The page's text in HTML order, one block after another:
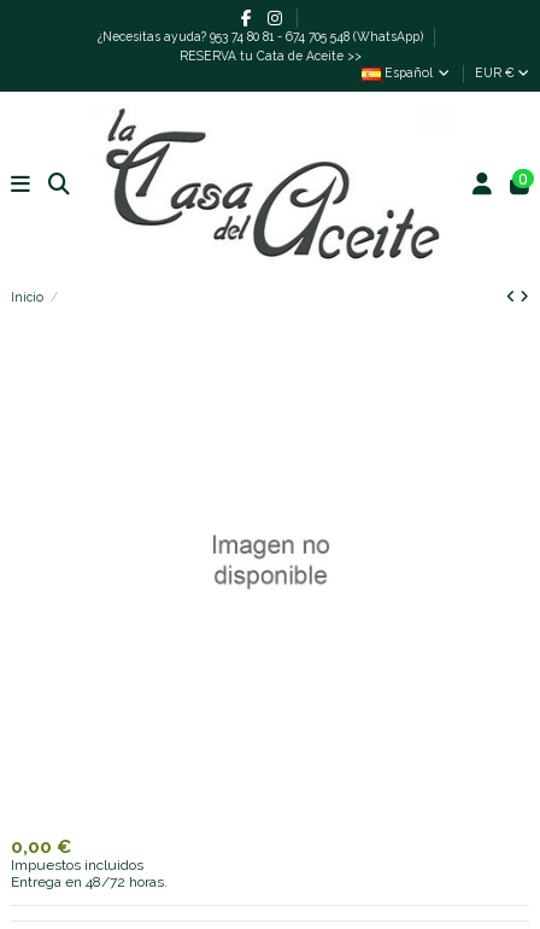
¿Necesitas ayuda? 953 74 80 81 - 674 705 548 (WhatsApp)
RESERVA tu Cata de Aceite >>
Español
EUR €
0
Inicio
0,00 €
Impuestos incluidos
Entrega en 48/72 horas.